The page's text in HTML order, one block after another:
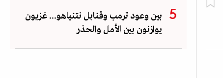
بين وعود ترمب وقنابل نتنياهو... غزيون
يوازنون بين الأمل والحذر